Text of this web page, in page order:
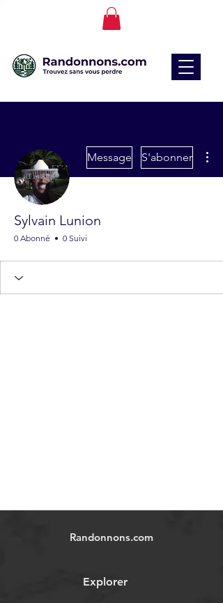
Message S'abonner
Sylvain Lunion
0 Abonné 0 Suivi
Randonnons.com
Explorer